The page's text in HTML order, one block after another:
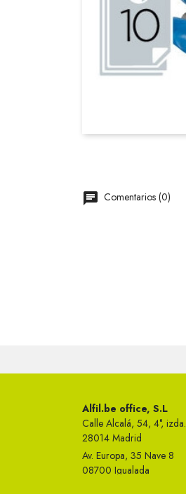
Comentarios (0)
Alfil.be office, S.L
Calle Alcalá, 54, 4°, izda.
28014 Madrid
Av. Europa, 35 Nave 8
08700 Igualada